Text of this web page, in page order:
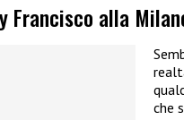
alla
che